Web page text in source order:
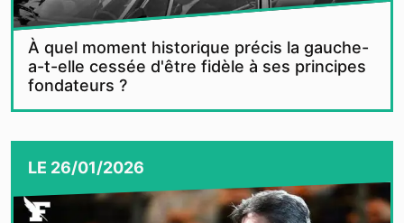
À quel moment historique précis la gauche-
a-t-elle cessée d'être fidèle à ses principes
fondateurs ?
LE 26/01/2026